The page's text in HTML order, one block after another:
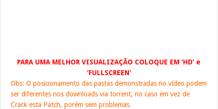
PARA UMA MELHOR VISUALIZAÇÃO COLOQUE EM ‘HD’ e
‘FULLSCREEN’
Obs: O posicionamento das pastas demonstradas no vídeo podem
ser diferentes nos downloads via torrent, no caso em vez de
Crack esta Patch, porém sem problemas.